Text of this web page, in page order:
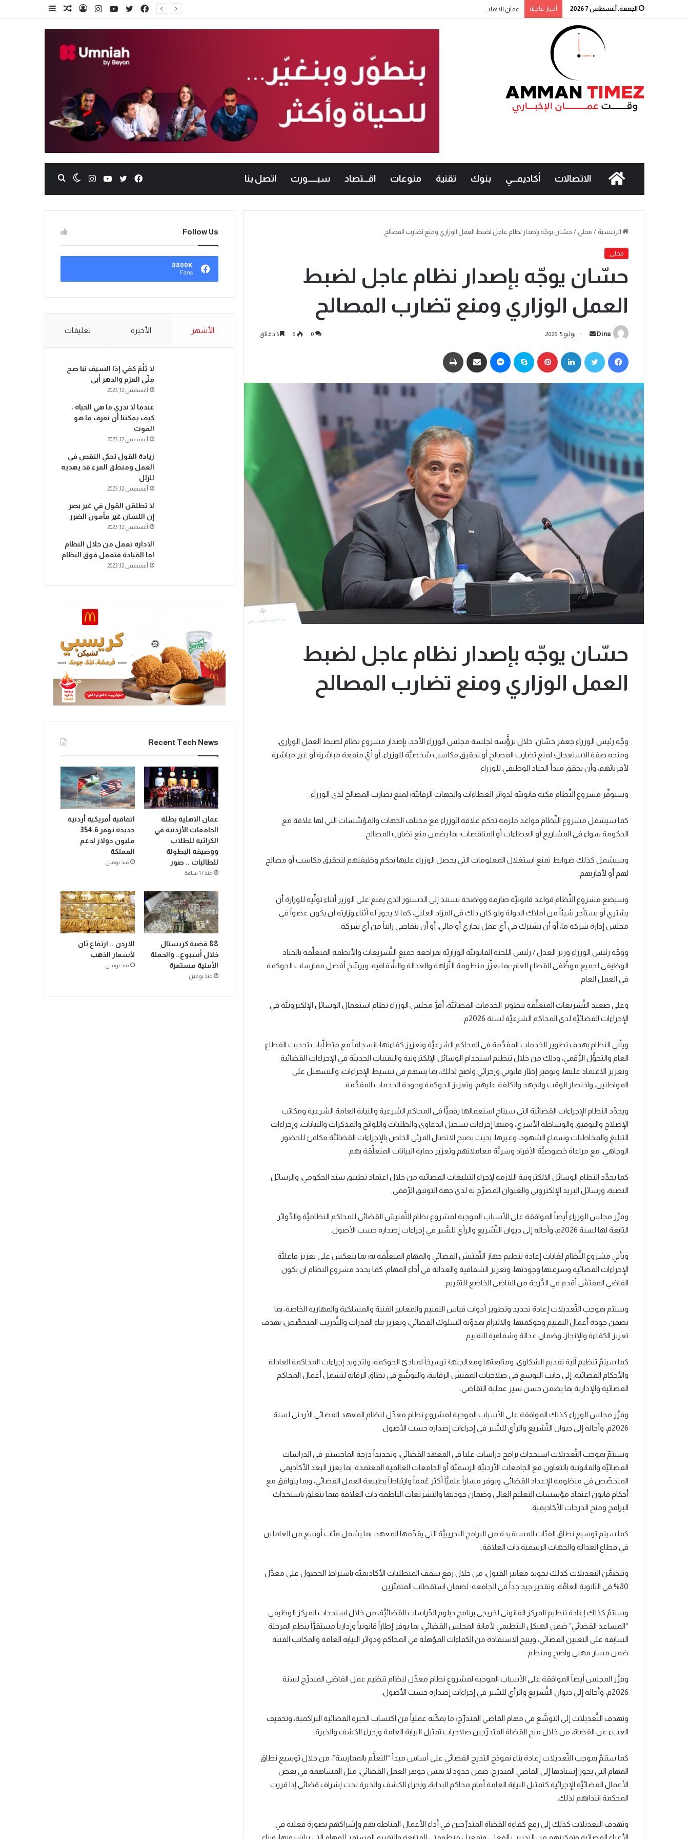
الجمعة, أغسطس 7 2026 أخبار عاجلة عمان الاهلية بطلة الجامعات الأردنية في الكراتيه للطلاب ووصيفه البطولة للطالبات .. صور
الاتصالات أكاديمـــي بنوك تقنية منوعات اقـــتصاد سبــــــورت اتصل بنا
الرئيسية / محلي / حسّان يوجّه بإصدار نظام عاجل لضبط العمل الوزاري ومنع تضارب المصالح
محلي
حسّان يوجّه بإصدار نظام عاجل لضبط
العمل الوزاري ومنع تضارب المصالح
Dina يوليو 5, 2026 0
6
حسّان يوجّه بإصدار نظام عاجل لضبط
العمل الوزاري ومنع تضارب المصالح
وجَّه رئيس الوزراء جعفر حسَّان، خلال ترؤُّسه لجلسة مجلس الوزراء الأحد، بإصدار مشروع نظام لضبط العمل الوزاري،
ومنحه صفة الاستعجال؛ لمنع تضارب المصالح أو تحقيق مكاسب شخصيَّة للوزراء، أو أيّ منفعة مباشرة أو غير مباشرة
لأقربائهم، وأن يحقق مبدأ الحياد الوظيفي للوزراء.
وسيوفِّر مشروع النِّظام مكنة قانونيَّة لدوائر العطاءات والجهات الرقابيَّة؛ لمنع تضارب المصالح لدى الوزراء.
كما سيشمل مشروع النِّظام قواعد ملزمة تحكم علاقة الوزراء مع مختلف الجهات والمؤسَّسات التي لها علاقة مع
الحكومة سواء في المشاريع أو العطاءات أو المناقصات؛ بما يضمن منع تضارب المصالح.
وسيشمل كذلك ضوابط تمنع استغلال المعلومات التي يحصل الوزراء عليها بحكم وظيفتهم لتحقيق مكاسب أو مصالح
لهم أو لأقاربهم.
وسيضع مشروع النِّظام قواعد قانونيَّة صارمة وواضحة تستند إلى الدستور الذي يمنع على الوزير أثناء تولِّيه للوزارة أن
يشتري أو يستأجر شيئاً من أملاك الدولة ولو كان ذلك في المزاد العلني، كما لا يجوز له أثناء وزارته أن يكون عضواً في
مجلس إدارة شركة ما، أو أن يشترك في أي عمل تجاري أو مالي، أو أن يتقاضى راتباً من أي شركة.
ووجَّه رئيس الوزراء وزير العدل / رئيس اللجنة القانونيَّة الوزاريَّة بمراجعة جميع التَّشريعات والأنظمة المتعلِّقة بالحياد
الوظيفي لجميع موظَّفي القطاع العام؛ بما يعزِّز منظومة النَّزاهة والعدالة والشَّفافية، ويرسِّخ أفضل ممارسات الحوكمة
في العمل العام.
وعلى صعيد التَّشريعات المتعلِّقة بتطوير الخدمات القضائيَّة، أقرَّ مجلس الوزراء نظام استعمال الوسائل الإلكترونيَّة في
الإجراءات القضائيَّة لدى المحاكم الشرعيَّة لسنة 2026م.
ويأتي النظام بهدف تطوير الخدمات المقدَّمة في المحاكم الشرعيَّة وتعزيز كفاءتها؛ انسجاماً مع متطلَّبات تحديث القطاع
العام والتحوُّل الرَّقمي، وذلك من خلال تنظيم استخدام الوسائل الإلكترونية والتقنيات الحديثة في الإجراءات القضائية
وتعزيز الاعتماد عليها، وتوفير إطار قانوني وإجرائي واضح لذلك، بما يسهم في تبسيط الإجراءات، والتسهيل على
المواطنين، واختصار الوقت والجهد والكلفة عليهم، وتعزيز الحوكمة وجودة الخدمات المقدَّمة.
ويحدِّد النظام الإجراءات القضائية التي سيتاح استعمالها رقميَّاً في المحاكم الشرعية والنيابة العامة الشرعية ومكاتب
الإصلاح والتوفيق والوساطة الأسري، ومنها إجراءات تسجيل الدعاوى والطلبات واللوائح والمذكرات والبيانات، وإجراءات
التبليغ والمخاطبات وسماع الشهود، وغيرها، بحيث يصبح الاتصال المرئي الخاص بالإجراءات القضائيَّة مكافئ للحضور
الوجاهي، مع مراعاة خصوصيَّة الأفراد وسريَّة معاملاتهم وتعزيز حماية البيانات المتعلِّقة بهم.
كما يحدِّد النظام الوسائل الالكترونية اللازمة لإجراء التبليغات القضائية من خلال اعتماد تطبيق سند الحكومي، والرسائل
النصية، ورسائل البريد الإلكتروني والعنوان المصرَّح به لدى جهة التوثيق الرَّقمي.
وقرَّر مجلس الوزراء أيضاً الموافقة على الأسباب الموجبة لمشروع نظام التَّفتيش القضائي للمحاكم النظاميَّة والدَّوائر
التابعة لها لسنة 2026م، وأحاله إلى ديوان التَّشريع والرأي للسَّير في إجراءات إصداره حسب الأصول.
ويأتي مشروع النِّظام لغايات إعادة تنظيم جهاز التَّفتيش القضائي والمهام المتعلِّقة به؛ بما ينعكس على تعزيز فاعليَّة
الإجراءات القضائية وسرعتها وجودتها، وتعزيز الشفافية والعدالة في أداء المهام، كما يحدد مشروع النظام ان يكون
القاضي المفتش أقدم في الدَّرجة من القاضي الخاضع للتقييم.
وستتم بموجب التَّعديلات إعادة تحديد وتطوير أدوات قياس التقييم والمعايير الفنية والمسلكية والمهارية الخاصة، بما
يضمن جودة أعمال التقييم وحوكمتها، والالتزام بمدوَّنة السلوك القضائي، وتعزيز بناء القدرات والتَّدريب المتخصِّص؛ بهدف
تعزيز الكفاءة والإنجاز، وضمان عدالة وشفافية التقييم.
كما سيتمّ تنظيم آلية تقديم الشكاوى، ومتابعتها ومعالجتها؛ ترسيخاً لمبادئ الحوكمة، ولتجويد إجراءات المحاكمة العادلة
والأحكام القضائية، إلى جانب التوسع في صلاحيات المفتش الرقابية، والتوسُّع في نطاق الرقابة لتشمل أعمال المحاكم
القضائية والإدارية بما يضمن حسن سير عملية التقاضي.
وقرَّر مجلس الوزراء كذلك الموافقة على الأسباب الموجبة لمشروع نظام معدِّل لنظام المعهد القضائي الأردني لسنة
2026م، وأحاله إلى ديوان التَّشريع والرأي للسَّير في إجراءات إصداره حسب الأصول.
وسيتمّ بموجب التَّعديلات استحداث برامج دراسات عليا في المعهد القضائي، وتحديداً درجة الماجستير في الدراسات
القضائيَّة والقانونية بالتعاون مع الجامعات الأردنيَّة الرسميَّة أو الجامعات العالمية المعتمدة؛ بما يعزز البعد الأكاديمي
المتخصِّص في منظومة الإعداد القضائي، ويوفر مساراً علميَّاً أكثر عُمقاً وارتباطاً بطبيعة العمل القضائي، وبما يتوافق مع
أحكام قانون اعتماد مؤسسات التعليم العالي وضمان جودتها والتشريعات الناظمة ذات العلاقة فيما يتعلق باستحداث
البرامج ومنح الدرجات الأكاديمية.
كما سيتم توسيع نطاق الفئات المستفيدة من البرامج التدريبيَّة التي يقدِّمها المعهد، بما يشمل فئات أوسع من العاملين
في قطاع العدالة والجهات الرسمية ذات العلاقة.
وتتضمَّن التعديلات كذلك تجويد معايير القبول، من خلال رفع سقف المتطلبات الأكاديميَّة باشتراط الحصول على معدَّل
80% في الثانوية العامَّة، وتقدير جيد جداً في الجامعة؛ لضمان استقطاب المتميِّزين.
وستتمّ كذلك إعادة تنظيم المركز القانوني لخريجي برنامج دبلوم الدِّراسات القضائيَّة، من خلال استحداث المركز الوظيفي
“المساعد القضائي” ضمن الهيكل التنظيمي لأمانة المجلس القضائي، بما يوفر إطاراً قانونياً وإدارياً مستقرَّاً ينظم المرحلة
السابقة على التعيين القضائي، ويتيح الاستفادة من الكفاءات المؤهلة في المحاكم ودوائر النيابة العامة والمكاتب الفنية
ضمن مسار مهني واضح ومنظم.
وقرَّر المجلس أيضاً الموافقة على الأسباب الموجبة لمشروع نظام معدِّل لنظام تنظيم عمل القاضي المتدرِّج لسنة
2026م، وأحاله إلى ديوان التَّشريع والرأي للسَّير في إجراءات إصداره حسب الأصول.
وتهدف التَّعديلات إلى التوسُّع في مهام القاضي المتدرِّج؛ ما يمكّنه عملياً من اكتساب الخبرة القضائية التراكمية، وتخفيف
العبء عن القضاة، من خلال منح القضاة المتدرِّجين صلاحيات تمثيل النيابة العامة وإجراء الكشف والخبرة.
كما ستتمّ بموجب التَّعديلات إعادة بناء نموذج التدرج القضائي على أساس مبدأ “التعلُّم بالممارسة”، من خلال توسيع نطاق
المهام التي يجوز إسنادها إلى القاضي المتدرج، ضمن حدود لا تمس جوهر العمل القضائي، مثل المساهمة في بعض
الأعمال القضائيَّة الإجرائية كتمثيل النيابة العامة أمام محاكم البداية، وإجراء الكشف والخبرة تحت إشراف قضائي إذا قررت
المحكمة انتدابهم لذلك.
وتهدف التعديلات كذلك إلى رفع كفاءة القضاة المتدرِّجين في أداء الأعمال المناطة بهم وإشراكهم بصورة فعلية في
الأعباء القضائية وتمكينهم من التدريب الفعلي وتفعيل منظومتي المتابعة والتقييم المستمر للمهام التي يباشرونها، وبناء
Follow Us
8800K
Fans
الأشهر الأخيرة تعليقات
لا تَلُمْ كفي إذا السيف نبا صح
مِنِّي العزم والدهر أبى
أغسطس 12, 2023
عندما لا ندري ما هي الحياة ،
كيف يمكننا أن نعرف ما هو
الموت
أغسطس 12, 2023
زيادة القول تحكي النقص في
العمل ومنطق المرء قد يهديه
للزلل
أغسطس 12, 2023
لا تطلقن القول في غير بصر
إن اللسان غير مأمون الضرر
أغسطس 12, 2023
الادارة تعمل من خلال النظام
اما القيادة فتعمل فوق النظام
أغسطس 12, 2023
Recent Tech News
عمان الاهلية بطلة
الجامعات الأردنية في
الكراتيه للطلاب
ووصيفه البطولة
للطالبات .. صور
منذ 17 ساعة
اتفاقية أمريكية أردنية
جديدة توفر 354.6
مليون دولار لدعم
المملكة
منذ يومين
88 قضية كريستال
خلال أسبوع.. والحملة
الأمنية مستمرة
منذ يومين
الاردن .. ارتفاع ثان
لأسعار الذهب
منذ يومين